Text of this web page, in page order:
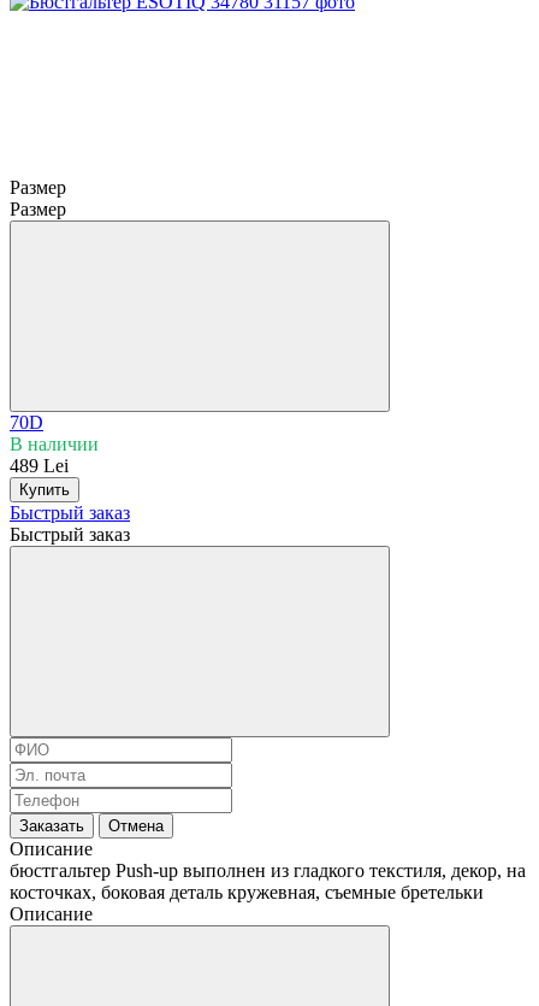
Размер
Размер
70D
В наличии
489 Lei
Купить
Быстрый заказ
Быстрый заказ
Заказать Отмена
Описание
бюстгальтер Push-up выполнен из гладкого текстиля, декор, на
косточках, боковая деталь кружевная, съемные бретельки
Описание